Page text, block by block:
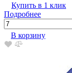
Купить в 1 клик
Подробнее
В корзину